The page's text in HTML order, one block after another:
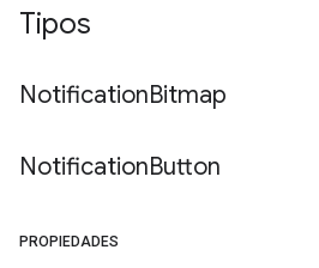
Tipos
NotificationBitmap
NotificationButton
PROPIEDADES